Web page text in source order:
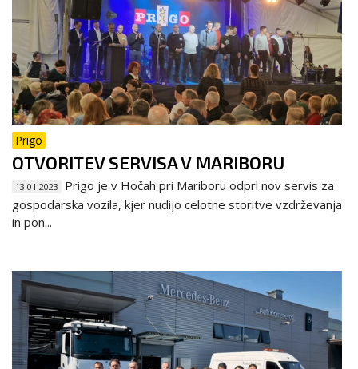
Prigo
OTVORITEV SERVISA V MARIBORU
13.01.2023
Prigo je v Hočah pri Mariboru odprl nov servis za
gospodarska vozila, kjer nudijo celotne storitve vzdrževanja
in pon...